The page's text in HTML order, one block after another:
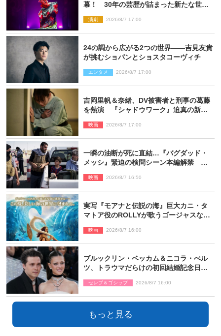
幕！ 30年の芸歴が詰まった新たな世界
演劇 2026/8/7 17:00
24の調から広がる2つの世界――吉見友貴
が挑むショパンとショスタコーヴィチ
エンタメ 2026/8/7 17:00
吉岡里帆＆奈緒、DV被害者と刑事の葛藤
を熱演 『シャドウワーク』迫真の新場
映画 2026/8/7 17:00
一瞬の油断が死に直結…『バグダッド・
メッシ』緊迫の検問シーン本編解禁 監
映画 2026/8/7 16:50
実写『モアナと伝説の海』巨大カニ・タ
マトア役のROLLYが歌うゴージャスな劇
映画 2026/8/7 16:00
ブルックリン・ベッカム＆ニコラ・ぺル
ツ、トラウマだらけの初回結婚記念日は
セレブ＆ゴシップ 2026/8/7 16:00
もっと見る